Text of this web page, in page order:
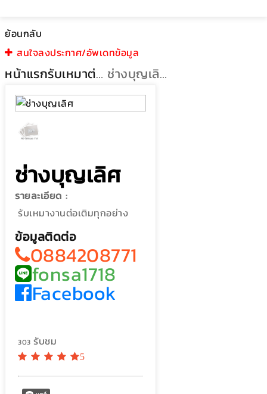
ย้อนกลับ
สนใจลงประกาศ/อัพเดทข้อมูล
หน้าแรก รับเหมาต่อเติม ช่างบุญเลิศ
ช่างบุญเลิศ
รายละเอียด :
รับเหมางานต่อเติมทุกอย่าง
ข้อมูลติดต่อ
0884208771
fonsa1718
Facebook
303 รับชม
5